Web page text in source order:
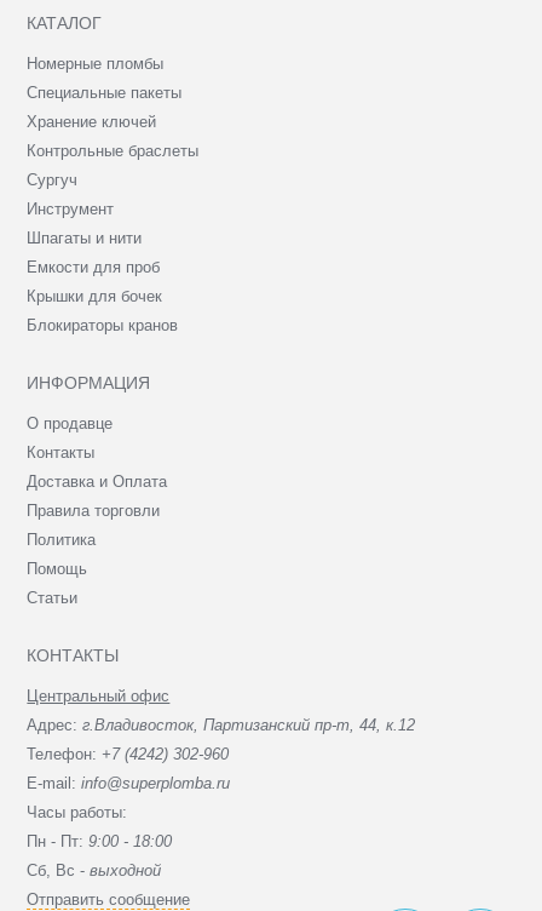
КАТАЛОГ
Номерные пломбы
Специальные пакеты
Хранение ключей
Контрольные браслеты
Сургуч
Инструмент
Шпагаты и нити
Емкости для проб
Крышки для бочек
Блокираторы кранов
ИНФОРМАЦИЯ
О продавце
Контакты
Доставка и Оплата
Правила торговли
Политика
Помощь
Статьи
КОНТАКТЫ
Центральный офис
Адрес:г.Владивосток, Партизанский пр-т, 44, к.12
Телефон: +7 (4242) 302-960
E-mail:info@superplomba.ru
Часы работы:
Пн - Пт:9:00 - 18:00
Сб, Вc -выходной
Отправить сообщение